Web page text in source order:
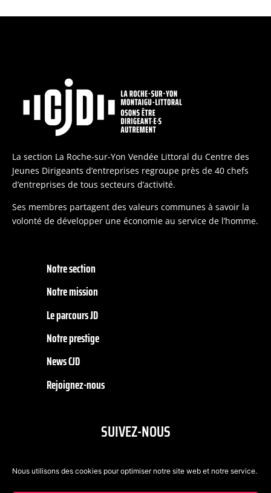
Nous utilisons des cookies pour optimiser notre site web et notre service.
La section La Roche-sur-Yon Vendée Littoral du Centre des
Jeunes Dirigeants d’entreprises regroupe près de 40 chefs
d’entreprises de tous secteurs d’activité.
Ses membres partagent des valeurs communes à savoir la
volonté de développer une économie au service de l’homme.
Notre section
Notre mission
Le parcours JD
Notre prestige
News CJD
Rejoignez-nous
SUIVEZ-NOUS